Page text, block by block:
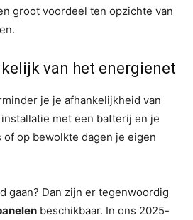
groot voordeel ten opzichte van
van het energienet
je je afhankelijkheid van
met een batterij en je
of op bewolkte dagen je eigen
gaan? Dan zijn er tegenwoordig
beschikbaar. In ons 2025-